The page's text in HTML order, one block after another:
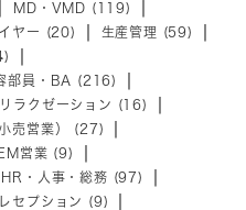
MD・VMD (119)
ヤー (20)
生産管理 (59)
部員・BA (216)
ラクゼーション (16)
売営業） (27)
営業 (9)
HR・人事・総務 (97)
セプション (9)